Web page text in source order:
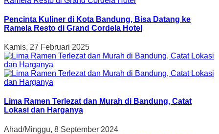
Pencinta Kuliner di Kota Bandung, Bisa Datang ke
Ramela Resto di Grand Cordela Hotel
Kamis, 27 Februari 2025
Lima Ramen Terlezat dan Murah di Bandung, Catat
Lokasi dan Harganya
Ahad/Minggu, 8 September 2024